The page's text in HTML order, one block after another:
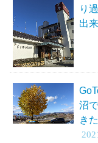
り
出
沼
き